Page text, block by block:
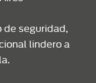
de seguridad,
lindero a